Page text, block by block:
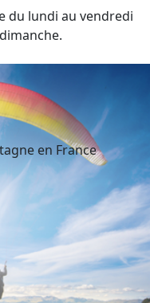
du lundi au vendredi
en France